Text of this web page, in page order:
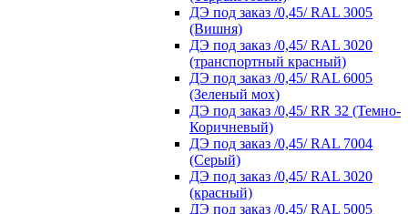
ДЭ под заказ /0,45/ RAL 3005
(Вишня)
ДЭ под заказ /0,45/ RAL 3020
(транспортный красный)
ДЭ под заказ /0,45/ RAL 6005
(Зеленый мох)
ДЭ под заказ /0,45/ RR 32 (Темно-
Коричневый)
ДЭ под заказ /0,45/ RAL 7004
(Серый)
ДЭ под заказ /0,45/ RAL 3020
(красный)
ДЭ под заказ /0,45/ RAL 5005